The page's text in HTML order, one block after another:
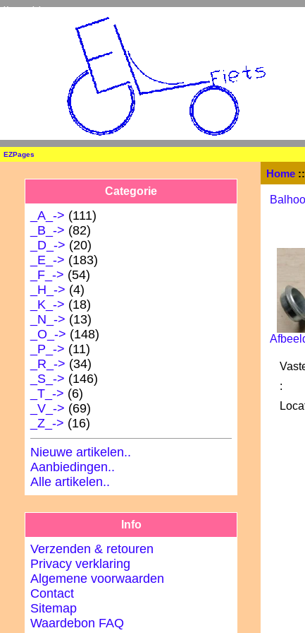
Home Inloggen
EZPages
Categorie
_A_-> (111)
_B_-> (82)
_D_-> (20)
_E_-> (183)
_F_-> (54)
_H_-> (4)
_K_-> (18)
_N_-> (13)
_O_-> (148)
_P_-> (11)
_R_-> (34)
_S_-> (146)
_T_-> (6)
_V_-> (69)
_Z_-> (16)
Nieuwe artikelen..
Aanbiedingen..
Alle artikelen..
Info
Verzenden & retouren
Privacy verklaring
Algemene voorwaarden
Contact
Sitemap
Waardebon FAQ
Home::
: